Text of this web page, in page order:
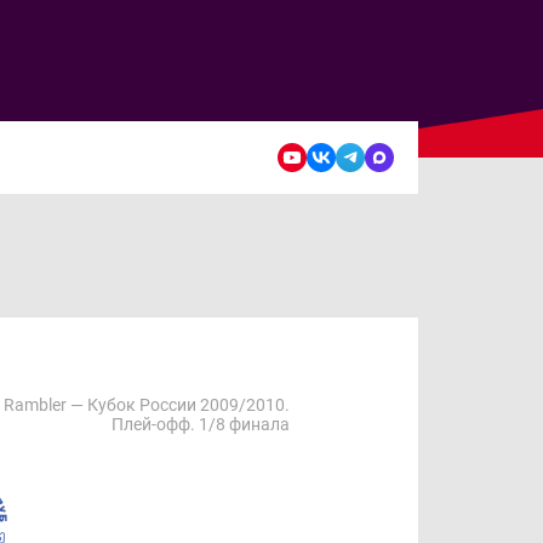
Rambler — Кубок России 2009/2010.
Плей-офф. 1/8 финала